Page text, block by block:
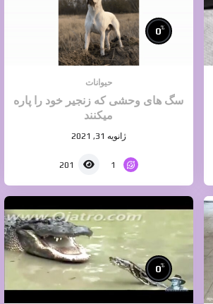
0%
حیوانات
سگ های وحشی که زنجیر خود را پاره
میکنند
ژانویه 31, 2021
1
201
0%